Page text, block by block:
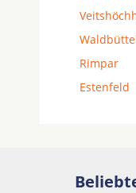
Rimpar
Estenfeld